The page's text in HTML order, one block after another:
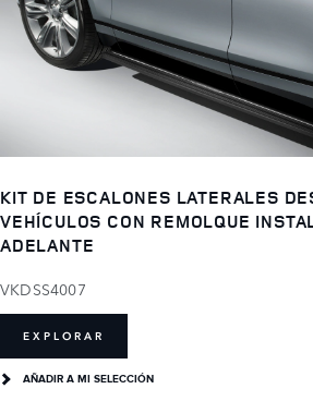
KIT DE ESCALONES LATERALES
VEHÍCULOS CON REMOLQUE
ADELANTE
VKDSS4007
EXPLORAR
AÑADIR A MI SELECCIÓN